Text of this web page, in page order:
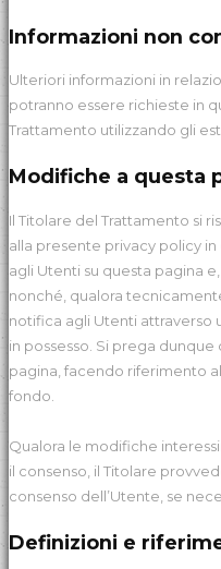
Informazioni non
Ulteriori informazioni in
potranno essere richieste in
Trattamento utilizzando gli
Modifiche a questa
Il Titolare del Trattamento si
alla presente privacy policy
agli Utenti su questa pagina
nonché, qualora
notifica agli Utenti attraverso
in possesso. Si prega
pagina, facendo riferimento
fondo.
Qualora le modifiche
il consenso, il Titolare
consenso dell’Utente, se
Definizioni e